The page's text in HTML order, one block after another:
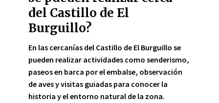
del Castillo de El
Burguillo?
En las cercanías del Castillo de El Burguillo se
pueden realizar actividades como senderismo,
paseos en barca por el embalse, observación
de aves y visitas guiadas para conocer la
historia y el entorno natural de la zona.